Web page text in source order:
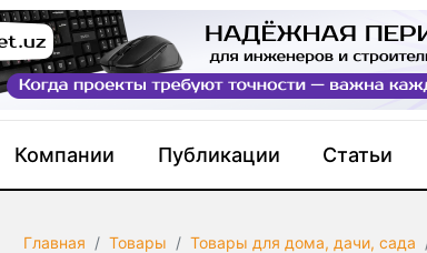
Компании Публикации Статьи
Главная Товары Товары для дома, дачи, сада